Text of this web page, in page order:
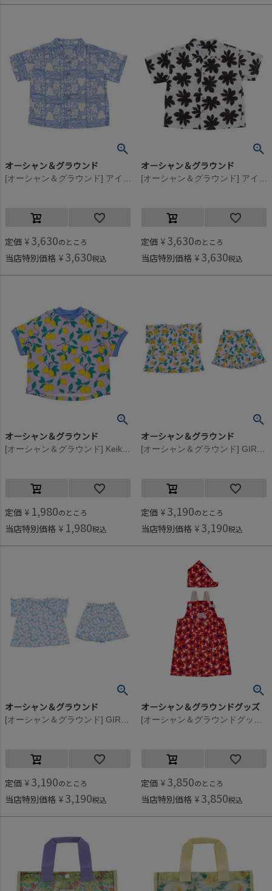
オーシャン＆グラウンド
定価 ¥ 3,630のところ
当店特別価格 ¥ 3,630税込
オーシャン＆グラウンド
定価 ¥ 3,630のところ
当店特別価格 ¥ 3,630税込
オーシャン＆グラウンド
定価 ¥ 1,980のところ
当店特別価格 ¥ 1,980税込
オーシャン＆グラウンド
定価 ¥ 3,190のところ
当店特別価格 ¥ 3,190税込
オーシャン＆グラウンド
定価 ¥ 3,190のところ
当店特別価格 ¥ 3,190税込
オーシャン＆グラウンドグッズ
定価 ¥ 3,850のところ
当店特別価格 ¥ 3,850税込